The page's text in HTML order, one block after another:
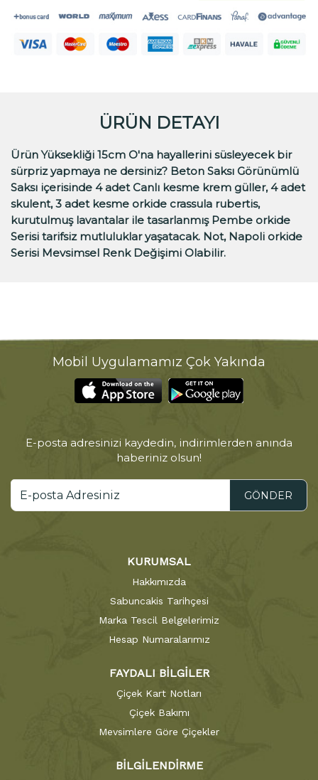
ÜRÜN DETAYI
Ürün Yüksekliği 15cm O'na hayallerini süsleyecek bir
sürpriz yapmaya ne dersiniz? Beton Saksı Görünümlü
Saksı içerisinde 4 adet Canlı kesme krem güller, 4 adet
skulent, 3 adet kesme orkide crassula rubertis,
kurutulmuş lavantalar ile tasarlanmış Pembe orkide
Serisi tarifsiz mutluluklar yaşatacak. Not, Napoli orkide
Serisi Mevsimsel Renk Değişimi Olabilir.
Mobil Uygulamamız Çok Yakında
E-posta adresinizi kaydedin, indirimlerden anında
haberiniz olsun!
GÖNDER
KURUMSAL
Hakkımızda
Sabuncakis Tarihçesi
Marka Tescil Belgelerimiz
Hesap Numaralarımız
FAYDALI BİLGİLER
Çiçek Kart Notları
Çiçek Bakımı
Mevsimlere Göre Çiçekler
BİLGİLENDİRME